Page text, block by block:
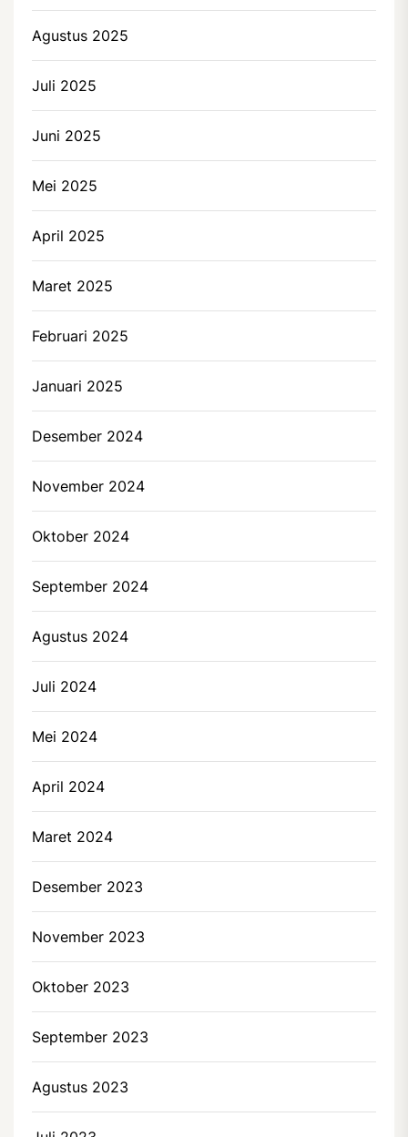
Agustus 2025
Juli 2025
Juni 2025
Mei 2025
April 2025
Maret 2025
Februari 2025
Januari 2025
Desember 2024
November 2024
Oktober 2024
September 2024
Agustus 2024
Juli 2024
Mei 2024
April 2024
Maret 2024
Desember 2023
November 2023
Oktober 2023
September 2023
Agustus 2023